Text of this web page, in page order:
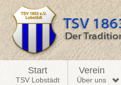
Start
TSV Lobstädt
Verein
Über uns